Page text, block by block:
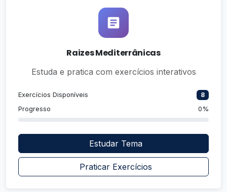
Raizes Mediterrânicas
Estuda e pratica com exercícios interativos
Exercícios Disponíveis
8
Progresso
0%
Estudar Tema
Praticar Exercícios